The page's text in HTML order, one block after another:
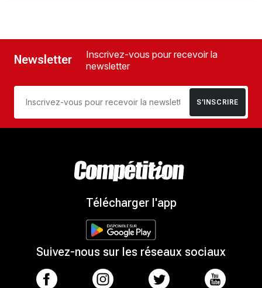
Newsletter
Inscrivez-vous pour recevoir la
newsletter
S’INSCRIRE
Télécharger l'app
Suivez-nous sur les réseaux sociaux